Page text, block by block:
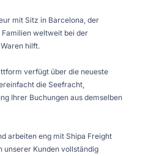
mit Sitz in Barcelona, der
weltweit bei der
hilft.
verfügt über die neueste
die Seefracht,
Ihrer Buchungen aus demselben
arbeiten eng mit Shipa Freight
unserer Kunden vollständig